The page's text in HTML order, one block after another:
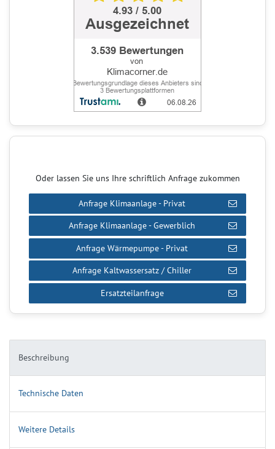
Beschreibung
Technische Daten
Weitere Details
Oder lassen Sie uns Ihre schriftlich Anfrage zukommen
Anfrage Klimaanlage - Privat
Anfrage Klimaanlage - Gewerblich
Anfrage Wärmepumpe - Privat
Anfrage Kaltwassersatz / Chiller
Ersatzteilanfrage